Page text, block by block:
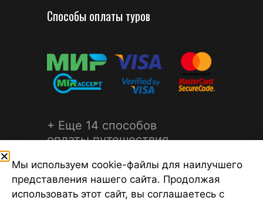
Способы оплаты туров
+ Еще 14 способов
оплаты путешествия
Мы используем cookie-файлы для наилучшего
представления нашего сайта. Продолжая
использовать этот сайт, вы соглашаетесь с